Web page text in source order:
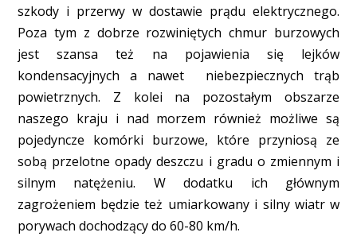
szkody i przerwy w dostawie prądu elektrycznego.
Poza tym z dobrze rozwiniętych chmur burzowych
jest szansa też na pojawienia się lejków
kondensacyjnych a nawet niebezpiecznych trąb
powietrznych. Z kolei na pozostałym obszarze
naszego kraju i nad morzem również możliwe są
pojedyncze komórki burzowe, które przyniosą ze
sobą przelotne opady deszczu i gradu o zmiennym i
silnym natężeniu. W dodatku ich głównym
zagrożeniem będzie też umiarkowany i silny wiatr w
porywach dochodzący do 60-80 km/h.